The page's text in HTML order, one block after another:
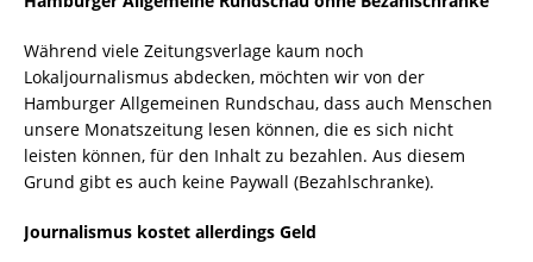
Während viele Zeitungsverlage kaum noch
Lokaljournalismus abdecken, möchten wir von der
Hamburger Allgemeinen Rundschau, dass auch Menschen
unsere Monatszeitung lesen können, die es sich nicht
leisten können, für den Inhalt zu bezahlen. Aus diesem
Grund gibt es auch keine Paywall (Bezahlschranke).
Journalismus kostet allerdings Geld